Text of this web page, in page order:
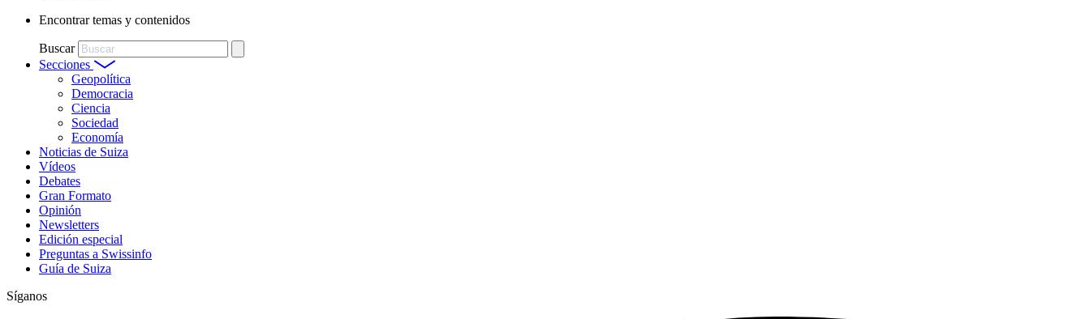
Encontrar temas y contenidos
Buscar
Secciones
Geopolítica
Democracia
Ciencia
Sociedad
Economía
Noticias de Suiza
Vídeos
Debates
Gran Formato
Opinión
Newsletters
Edición especial
Preguntas a Swissinfo
Guía de Suiza
Síganos